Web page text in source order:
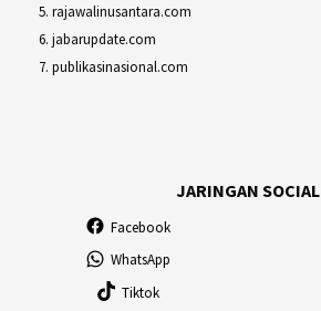
rajawalinusantara.com
jabarupdate.com
publikasinasional.com
JARINGAN SOCIAL
Facebook
WhatsApp
Tiktok